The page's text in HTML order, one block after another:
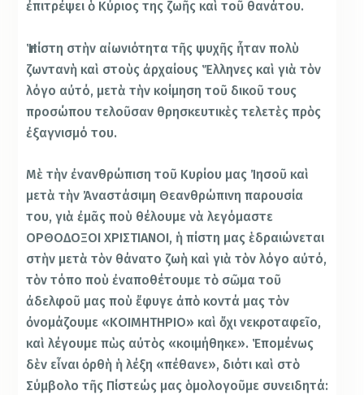
ἐπιτρέψει ὁ Κύριος της ζωῆς καὶ τοῦ θανάτου.
Ἡ πίστη στὴν αἰωνιότητα τῆς ψυχῆς ἦταν πολὺ
ζωντανὴ καὶ στοὺς ἀρχαίους Ἕλληνες καὶ γιὰ τὸν
λόγο αὐτό, μετὰ τὴν κοίμηση τοῦ δικοῦ τους
προσώπου τελοῦσαν θρησκευτικὲς τελετὲς πρὸς
ἐξαγνισμό του.
Μὲ τὴν ἐνανθρώπιση τοῦ Κυρίου μας Ἰησοῦ καὶ
μετὰ τὴν Ἀναστάσιμη Θεανθρώπινη παρουσία
του, γιὰ ἐμᾶς ποὺ θέλουμε νὰ λεγόμαστε
ΟΡΘΟΔΟΞΟΙ ΧΡΙΣΤΙΑΝΟΙ, ἡ πίστη μας ἑδραιώνεται
στὴν μετὰ τὸν θάνατο ζωὴ καὶ γιὰ τὸν λόγο αὐτό,
τὸν τόπο ποὺ ἐναποθέτουμε τὸ σῶμα τοῦ
ἀδελφοῦ μας ποὺ ἔφυγε ἀπὸ κοντά μας τὸν
ὀνομάζουμε «ΚΟΙΜΗΤΗΡΙΟ» καὶ ὄχι νεκροταφεῖο,
καὶ λέγουμε πὼς αὐτὸς «κοιμήθηκε». Ἑπομένως
δὲν εἶναι ὀρθὴ ἡ λέξη «πέθανε», διότι καὶ στὸ
Σύμβολο τῆς Πίστεώς μας ὁμολογοῦμε συνειδητά: